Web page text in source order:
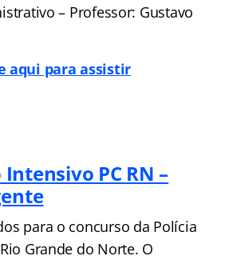
– Professor: Gustavo
aqui para assistir
PC RN –
para o concurso da Polícia
Grande do Norte. O